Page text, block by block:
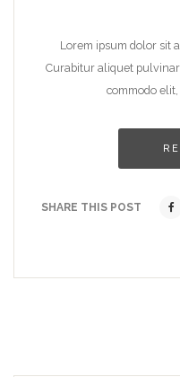
Lorem ipsum dolor sit
Curabitur aliquet
commodo
SHARE THIS POST